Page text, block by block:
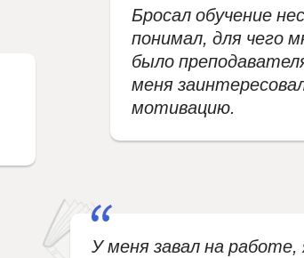
Бросал обучение
понимал, для чего
было
меня
мотивацию.
У меня завал на работе,